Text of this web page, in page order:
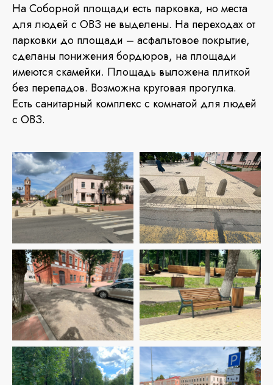
На Соборной площади есть парковка, но места
для людей с ОВЗ не выделены. На переходах от
парковки до площади – асфальтовое покрытие,
сделаны понижения бордюров, на площади
имеются скамейки. Площадь выложена плиткой
без перепадов. Возможна круговая прогулка.
Есть санитарный комплекс с комнатой для людей
с ОВЗ.